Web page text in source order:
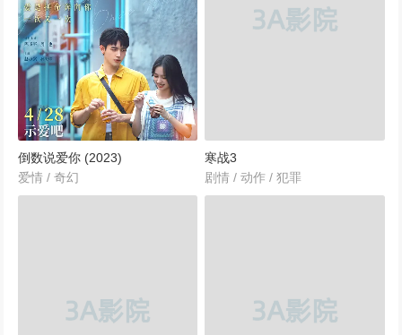
倒数说爱你 (2023)
爱情 / 奇幻
寒战3
剧情 / 动作 / 犯罪